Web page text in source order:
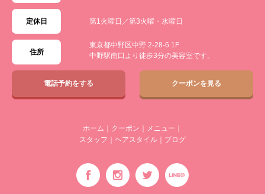
定休日 第1火曜日／第3火曜・水曜日
住所
東京都中野区中野 2-28-6 1F
中野駅南口より徒歩3分の美容室です。
電話予約をする クーポンを見る
ホーム ｜ クーポン ｜ メニュー ｜
スタッフ ｜ ヘアスタイル ｜ ブログ